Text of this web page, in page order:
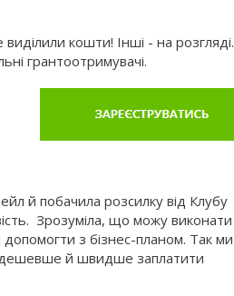
кошти! Інші - на розгляді.
грантоотримувачі.
й побачила розсилку від Клубу
Зрозуміла, що можу виконати
з бізнес-планом. Так ми
дешевше й швидше заплатити